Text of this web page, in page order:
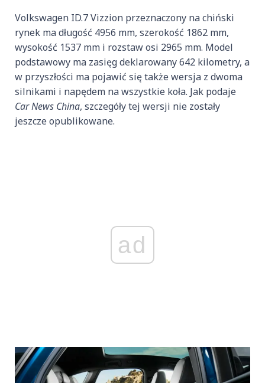
Volkswagen ID.7 Vizzion przeznaczony na chiński
rynek ma długość 4956 mm, szerokość 1862 mm,
wysokość 1537 mm i rozstaw osi 2965 mm. Model
podstawowy ma zasięg deklarowany 642 kilometry, a
w przyszłości ma pojawić się także wersja z dwoma
silnikami i napędem na wszystkie koła. Jak podaje
Car News China, szczegóły tej wersji nie zostały
jeszcze opublikowane.
ad